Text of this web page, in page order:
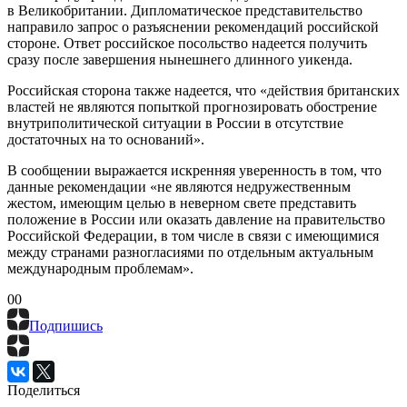
в Великобритании. Дипломатическое представительство
направило запрос о разъяснении рекомендаций российской
стороне. Ответ российское посольство надеется получить
сразу после завершения нынешнего длинного уикенда.
Российская сторона также надеется, что «действия британских
властей не являются попыткой прогнозировать обострение
внутриполитической ситуации в России в отсутствие
достаточных на то оснований».
В сообщении выражается искренняя уверенность в том, что
данные рекомендации «не являются недружественным
жестом, имеющим целью в неверном свете представить
положение в России или оказать давление на правительство
Российской Федерации, в том числе в связи с имеющимися
между странами разногласиями по отдельным актуальным
международным проблемам».
00
Подпишись
Поделиться